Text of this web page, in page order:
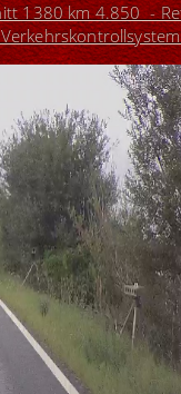
1380 km 4.850 -